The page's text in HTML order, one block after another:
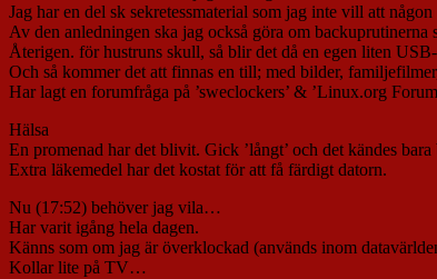
Jag har en del sk sekretessmaterial som jag inte vill att
Av den anledningen ska jag också göra om backuprutinerna
Återigen. för hustruns skull, så blir det då en egen liten
Och så kommer det att finnas en till; med bilder,
Har lagt en forumfråga på ’sweclockers’ & ’Linux.org
Hälsa
En promenad har det blivit. Gick ’långt’ och det kändes bara
Extra läkemedel har det kostat för att få färdigt datorn.
Nu (17:52) behöver jag vila…
Har varit igång hela dagen.
Känns som om jag är överklockad (används inom
Kollar lite på TV…